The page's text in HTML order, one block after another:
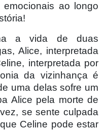
ao longo
ria!
a vida de duas
Alice, interpretada
interpretada por
da vizinhança é
uma delas sofre um
Alice pela morte de
se sente culpada
Celine pode estar